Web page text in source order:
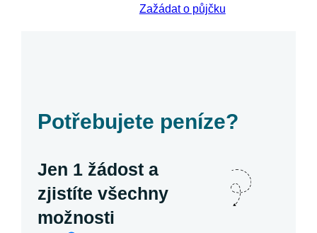
Zažádat o půjčku
Potřebujete peníze?
Jen 1 žádost a
zjistíte všechny
možnosti